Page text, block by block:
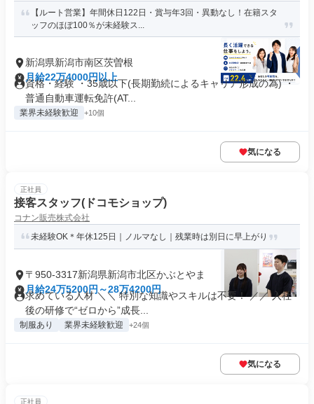
【ルート営業】年間休日122日・賞与年3回・異動なし！在籍スタ
ッフのほぼ100％が未経験ス...
新潟県新潟市南区茨曽根
月給22万4000円以上
資格・経験 ・35歳以下(長期勤続によるキャリア形成の為) ・
普通自動車運転免許(AT...
業界未経験歓迎 +10個
気になる
正社員
接客スタッフ(ドコモショップ)
コナン販売株式会社
未経験OK＊年休125日｜ノルマなし｜残業時は別日に早上がり
〒950-3317新潟県新潟市北区かぶとやま
月給24万5200円～28万4200円
求めている人材 ＼＼ 特別な知識やスキルは不要！ ／／ 入社
後の研修で“ゼロから”成長...
制服あり 業界未経験歓迎 +24個
気になる
正社員